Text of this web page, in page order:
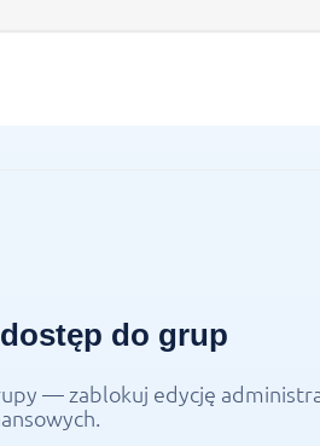
do grup
— zablokuj edycję